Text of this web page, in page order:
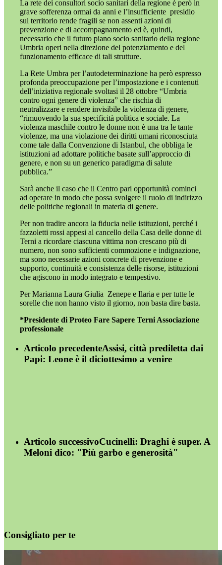
La rete dei consultori socio sanitari della regione è però in
grave sofferenza ormai da anni e l’insufficiente presidio
sul territorio rende fragili se non assenti azioni di
prevenzione e di accompagnamento ed è, quindi,
necessario che il futuro piano socio sanitario della regione
Umbria operi nella direzione del potenziamento e del
funzionamento efficace di tali strutture.
La Rete Umbra per l’autodeterminazione ha però espresso
profonda preoccupazione per l’impostazione e i contenuti
dell’iniziativa regionale svoltasi il 28 ottobre “Umbria
contro ogni genere di violenza” che rischia di
neutralizzare e rendere invisibile la violenza di genere,
“rimuovendo la sua specificità politica e sociale. La
violenza maschile contro le donne non è una tra le tante
violenze, ma una violazione dei diritti umani riconosciuta
come tale dalla Convenzione di Istanbul, che obbliga le
istituzioni ad adottare politiche basate sull’approccio di
genere, e non su un generico paradigma di salute
pubblica.”
Sarà anche il caso che il Centro pari opportunità cominci
ad operare in modo che possa svolgere il ruolo di indirizzo
delle politiche regionali in materia di genere.
Per non tradire ancora la fiducia nelle istituzioni, perché i
fazzoletti rossi appesi al cancello della Casa delle donne di
Terni a ricordare ciascuna vittima non crescano più di
numero, non sono sufficienti commozione e indignazione,
ma sono necessarie azioni concrete di prevenzione e
supporto, continuità e consistenza delle risorse, istituzioni
che agiscono in modo integrato e tempestivo.
Per Marianna Laura Giulia Zenepe e Ilaria e per tutte le
sorelle che non hanno visto il giorno, non basta dire basta.
*Presidente di Proteo Fare Sapere Terni Associazione
professionale
Articolo precedenteAssisi, città prediletta dai
Papi: Leone è il diciottesimo a venire
Articolo successivoCucinelli: Draghi è super. A
Meloni dico: "Più garbo e generosità"
Consigliato per te